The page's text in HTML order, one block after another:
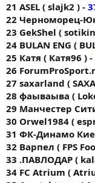
21 ASEL ( slajk2 ) -
22 Черноморец-
23 GekShel (
24 BULAN ENG (
25 Катя ( Катя96 ) -
26
27 saxarland (
28 фаываыва (
29 Манчестер
30 Orwel1984 (
31 ФК-Динамо
32 Варпел ( FPS
33 .ПАВЛОДАР (
34 FС Аtrium (